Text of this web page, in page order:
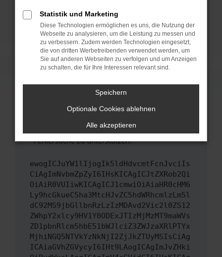
Betriebssystem auf dem neuesten Stand
sind.
Veraltete Software birgt nicht nur ein
Sicherheitsrisiko, sondern kann auch dazu
führen, dass bestimmte Funktionen nicht mehr
unterstützt werden.
Wende dich an den Webseitenbetreiber.
Wenn du alle oben genannten Schritte versucht
hast, kontaktiere uns bitte. Wir werden
uns diesen Text schicken, um uns bei der
Fehlersuche zu unterstützen:
ewogICJuYW1lIjogIk5ldHdvcmtFcnJvciIs
CiAgImNvbmZpZyI6IHsKICAgICJtZXRob2Qi
OiAiR0VUIiwKICAgICJ1cmwiOiAiaHR0cHM6
Ly9hcGkueC5ha3MtcHJvZC5hdWRhcmlzLm5l
dC92MS9jbGllbnRzLzIzMDAvd2Vic2l0ZS12
ZWhpY2xlcy9HV1Y0ODExJTIzMjMzMT9maWVs
ZD1pbnRlcm5hbE51bWJlciZ3ZWJzaXRlPTYx
MjhiNGQ5NTVkYzNkNjI2ZjJkZTUyMSIsCiAg
ICAiaGVhZGVycyI6IHt9LAogICAgImJvZHki
Statistik und Marketing
Diese Technologien ermöglichen es uns, die Nutzung der
Webseite zu analysieren, um die Leistung zu messen und
zu verbessern. Zudem werden Technologien eingesetzt,
die von dritten Werbetreibenden verwendet werden, um
Sie auf anderen Webseiten zu verfolgen und um Anzeigen
zu schalten, die für Ihre Interessen relevant sind.
Speichern
Optionale Cookies ablehnen
Alle akzeptieren